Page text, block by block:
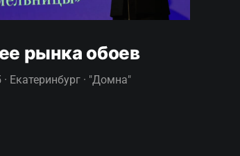
рынка обоев
Екатеринбург · "Домна"